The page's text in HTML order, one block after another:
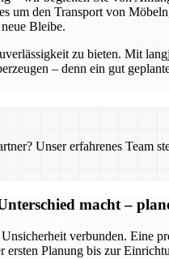
um den Transport von
Bleibe.
zu bieten. Mit
– denn ein gut
Unser erfahrenes
macht –
verbunden. Eine
Planung bis zur